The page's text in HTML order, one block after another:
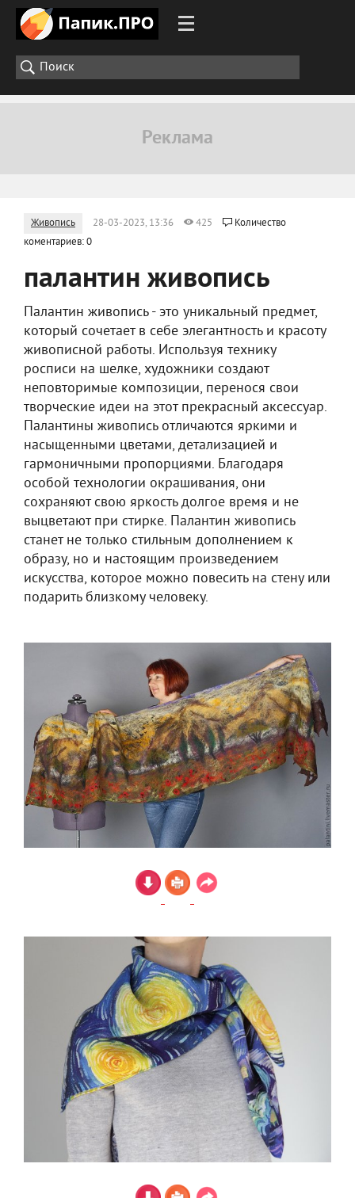
Живопись 28-03-2023, 13:36 425
Количество
коментариев: 0
палантин живопись
Палантин живопись - это уникальный предмет,
который сочетает в себе элегантность и красоту
живописной работы. Используя технику
росписи на шелке, художники создают
неповторимые композиции, перенося свои
творческие идеи на этот прекрасный аксессуар.
Палантины живопись отличаются яркими и
насыщенными цветами, детализацией и
гармоничными пропорциями. Благодаря
особой технологии окрашивания, они
сохраняют свою яркость долгое время и не
выцветают при стирке. Палантин живопись
станет не только стильным дополнением к
образу, но и настоящим произведением
искусства, которое можно повесить на стену или
подарить близкому человеку.